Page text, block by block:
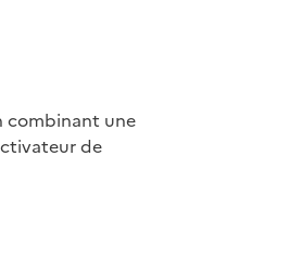
combinant une
de